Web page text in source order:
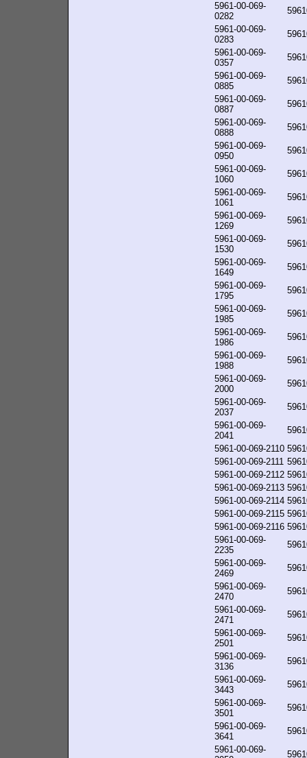
5961-00-069-
0282
5961-00-069-
0283
5961-00-069-
0357
5961-00-069-
0885
5961-00-069-
0887
5961-00-069-
0888
5961-00-069-
0950
5961-00-069-
1060
5961-00-069-
1061
5961-00-069-
1269
5961-00-069-
1530
5961-00-069-
1649
5961-00-069-
1795
5961-00-069-
1985
5961-00-069-
1986
5961-00-069-
1988
5961-00-069-
2000
5961-00-069-
2037
5961-00-069-
2041
5961-00-069-2110
5961-00-069-2111
5961-00-069-2112
5961-00-069-2113
5961-00-069-2114
5961-00-069-2115
5961-00-069-2116
5961-00-069-
2235
5961-00-069-
2469
5961-00-069-
2470
5961-00-069-
2471
5961-00-069-
2501
5961-00-069-
3136
5961-00-069-
3443
5961-00-069-
3501
5961-00-069-
3641
5961-00-069-